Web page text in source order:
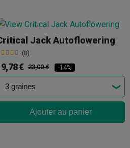
Jack Autoflowering
(8)
€ 23,00 € -14%
Ajouter au panier